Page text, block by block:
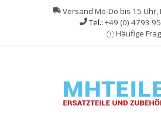
springen
Versand Mo-Do bis 15 Uhr,
Tel.: +49 (0) 4793
Häufige